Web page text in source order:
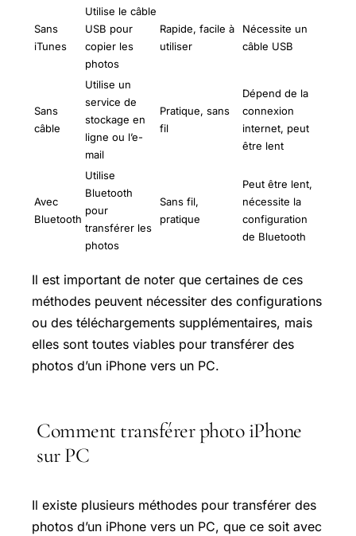
Sans
iTunes
Utilise le câble
USB pour
copier les
photos
Rapide, facile à
utiliser
Nécessite un
câble USB
Sans
câble
Utilise un
service de
stockage en
ligne ou l’e-
mail
Pratique, sans
fil
Dépend de la
connexion
internet, peut
être lent
Avec
Bluetooth
Utilise
Bluetooth
pour
transférer les
photos
Sans fil,
pratique
Peut être lent,
nécessite la
configuration
de Bluetooth
Il est important de noter que certaines de ces
méthodes peuvent nécessiter des configurations
ou des téléchargements supplémentaires, mais
elles sont toutes viables pour transférer des
photos d’un iPhone vers un PC.
Comment transférer photo iPhone
sur PC
Il existe plusieurs méthodes pour transférer des
photos d’un iPhone vers un PC, que ce soit avec